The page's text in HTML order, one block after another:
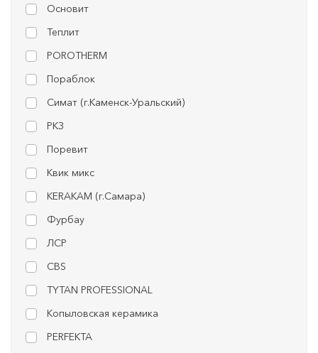
Основит
Теплит
POROTHERM
Пораблок
Симат (г.Каменск-Уральский)
РКЗ
Поревит
Квик микс
KERAKAM (г.Самара)
Фурбау
ЛСР
CBS
TYTAN PROFESSIONAL
Копыловская керамика
PERFEKTA